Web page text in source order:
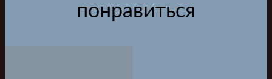
понравиться